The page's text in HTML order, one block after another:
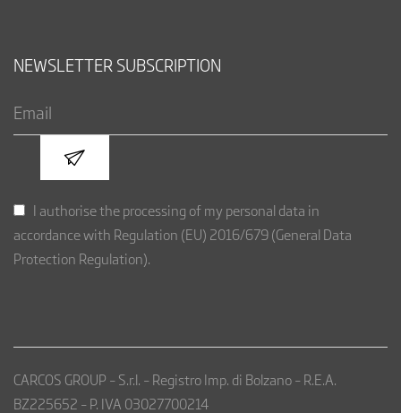
NEWSLETTER SUBSCRIPTION
I authorise the processing of my personal data in
accordance with Regulation (EU) 2016/679 (General Data
Protection Regulation).
CARCOS GROUP – S.r.l. – Registro Imp. di Bolzano – R.E.A.
BZ225652 – P. IVA 03027700214